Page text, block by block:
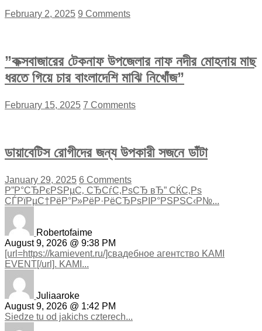
February 2, 2025 9 Comments
”কক্সবাজারের টেকনাফ উপজেলার নাফ নদীর মোহনায় মাছ
ধরতে গিয়ে চার বাংলাদেশি মাঝি নিখোঁজ”
February 15, 2025 7 Comments
ডায়াবেটিস রোগীদের জন্য উপকারী সজনে ডাঁটা
January 29, 2025 6 Comments
Р”Р°СЂРєРЅРµС‚ СЂСѓС‚РѕСЂ вЂ” СЌС‚Рѕ
СЃРїРµС†РёР°Р»РёР·РёСЂРѕРІР°РЅРЅС‹Р№...
Robertofaime
August 9, 2026 @ 9:38 PM
[url=https://kamievent.ru/]свадебное агентство KAMI
EVENT[/url]. KAMI...
Juliaaroke
August 9, 2026 @ 1:42 PM
Siedze tu od jakichs czterech...